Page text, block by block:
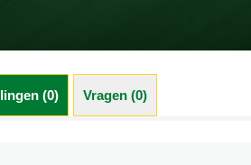
(0) Vragen (0)